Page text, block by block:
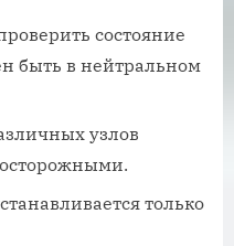
состояние
быть в нейтральном
узлов
только